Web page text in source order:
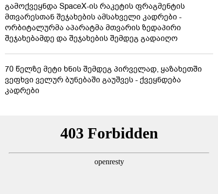
გამოქვეყნდა SpaceX-ის რაკეტის ფრაგმენტის
მთვარესთან შეჯახების ამსახველი კადრები -
ორბიტალურმა აპარატმა მთვარის ზედაპირი
შეჯახებამდე და შეჯახების შემდეგ გადაიღო
70 წელზე მეტი ხნის შემდეგ პირველად, ყაზახეთში
ვეფხვი ველურ ბუნებაში გაუშვეს - ქვეყნდება
კადრები